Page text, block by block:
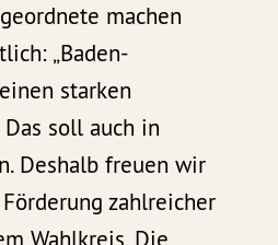
machen
„Baden-
starken
soll auch in
Deshalb freuen wir
zahlreicher